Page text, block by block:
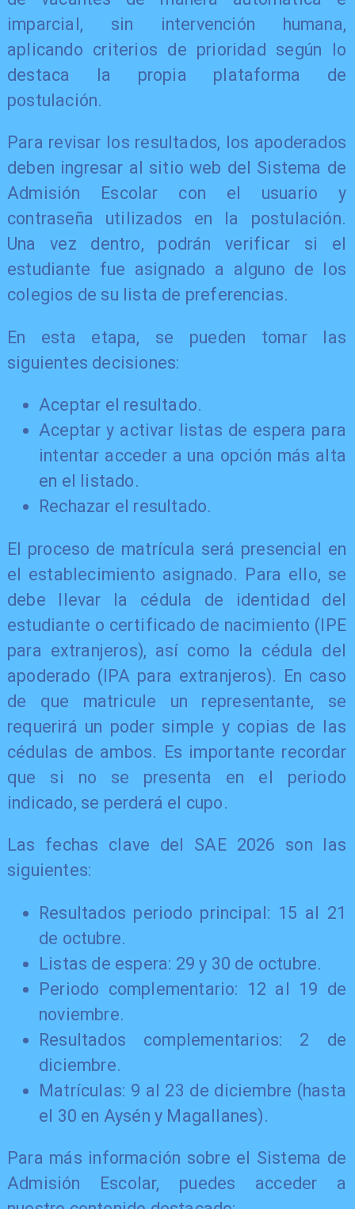
imparcial, sin intervención humana,
aplicando criterios de prioridad según lo
destaca la propia plataforma de
postulación.
Para revisar los resultados, los apoderados
deben ingresar al sitio web del Sistema de
Admisión Escolar con el usuario y
contraseña utilizados en la postulación.
Una vez dentro, podrán verificar si el
estudiante fue asignado a alguno de los
colegios de su lista de preferencias.
En esta etapa, se pueden tomar las
siguientes decisiones:
Aceptar el resultado.
Aceptar y activar listas de espera para
intentar acceder a una opción más alta
en el listado.
Rechazar el resultado.
El proceso de matrícula será presencial en
el establecimiento asignado. Para ello, se
debe llevar la cédula de identidad del
estudiante o certificado de nacimiento (IPE
para extranjeros), así como la cédula del
apoderado (IPA para extranjeros). En caso
de que matricule un representante, se
requerirá un poder simple y copias de las
cédulas de ambos. Es importante recordar
que si no se presenta en el periodo
indicado, se perderá el cupo.
Las fechas clave del SAE 2026 son las
siguientes:
Resultados periodo principal: 15 al 21
de octubre.
Listas de espera: 29 y 30 de octubre.
Periodo complementario: 12 al 19 de
noviembre.
Resultados complementarios: 2 de
diciembre.
Matrículas: 9 al 23 de diciembre (hasta
el 30 en Aysén y Magallanes).
Para más información sobre el Sistema de
Admisión Escolar, puedes acceder a